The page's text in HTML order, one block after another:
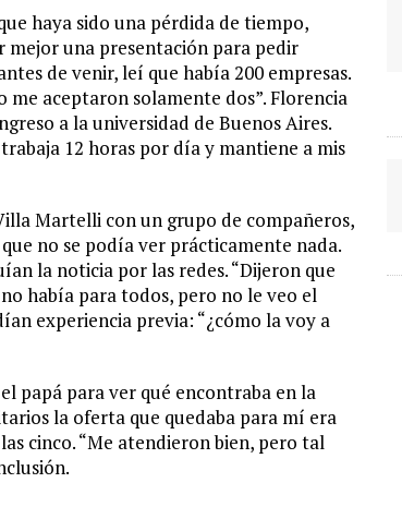
haya sido una pérdida de tiempo,
mejor una presentación para pedir
de venir, leí que había 200 empresas.
aceptaron solamente dos”. Florencia
a la universidad de Buenos Aires.
12 horas por día y mantiene a mis
Martelli con un grupo de compañeros,
no se podía ver prácticamente nada.
la noticia por las redes. “Dijeron que
había para todos, pero no le veo el
experiencia previa: “¿cómo la voy a
papá para ver qué encontraba en la
la oferta que quedaba para mí era
cinco. “Me atendieron bien, pero tal